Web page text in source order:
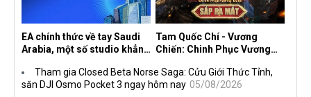
EA chính thức về tay Saudi
Arabia, một số studio khẳng
lược DEI
Tam Quốc Chí - Vương
Chiến: Chinh Phục Vương
sáu thị trường Đông Nam Á
Tham gia Closed Beta Norse Saga: Cửu Giới Thức Tỉnh,
săn DJI Osmo Pocket 3 ngay hôm nay 05/08/2026